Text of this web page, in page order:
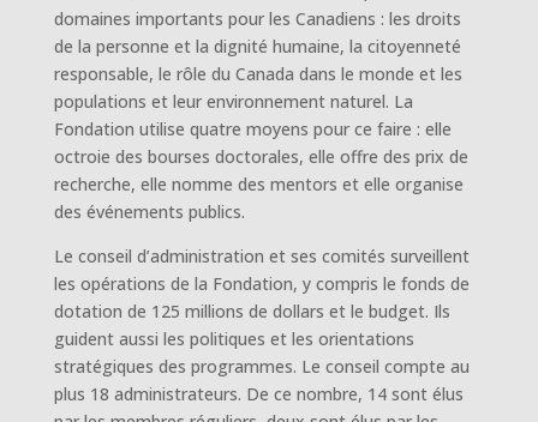
domaines importants pour les Canadiens : les droits
de la personne et la dignité humaine, la citoyenneté
responsable, le rôle du Canada dans le monde et les
populations et leur environnement naturel. La
Fondation utilise quatre moyens pour ce faire : elle
octroie des bourses doctorales, elle offre des prix de
recherche, elle nomme des mentors et elle organise
des événements publics.
Le conseil d’administration et ses comités surveillent
les opérations de la Fondation, y compris le fonds de
dotation de 125 millions de dollars et le budget. Ils
guident aussi les politiques et les orientations
stratégiques des programmes. Le conseil compte au
plus 18 administrateurs. De ce nombre, 14 sont élus